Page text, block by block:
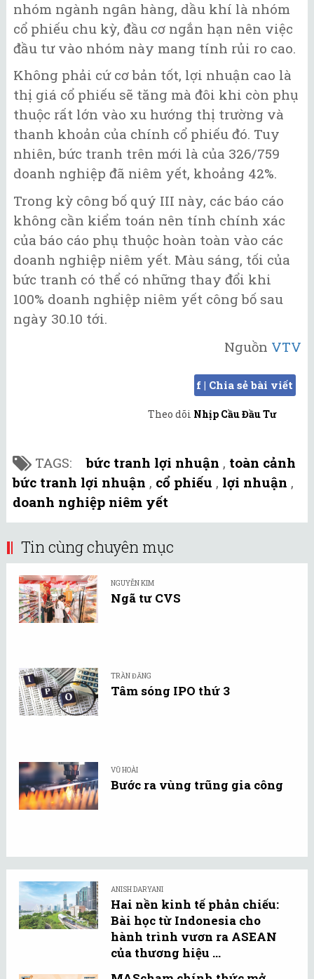
nhóm ngành ngân hàng, dầu khí là nhóm
cổ phiếu chu kỳ, đầu cơ ngắn hạn nên việc
đầu tư vào nhóm này mang tính rủi ro cao.
Không phải cứ cơ bản tốt, lợi nhuận cao là
thị giá cổ phiếu sẽ tăng mà đôi khi còn phụ
thuộc rất lớn vào xu hướng thị trường và
thanh khoản của chính cổ phiếu đó. Tuy
nhiên, bức tranh trên mới là của 326/759
doanh nghiệp đã niêm yết, khoảng 42%.
Trong kỳ công bố quý III này, các báo cáo
không cần kiểm toán nên tính chính xác
của báo cáo phụ thuộc hoàn toàn vào các
doanh nghiệp niêm yết. Màu sáng, tối của
bức tranh có thể có những thay đổi khi
100% doanh nghiệp niêm yết công bố sau
ngày 30.10 tới.
Nguồn VTV
f | Chia sẻ bài viết
Theo dõi Nhịp Cầu Đầu Tư
TAGS:bức tranh lợi nhuận , toàn cảnh
bức tranh lợi nhuận , cổ phiếu , lợi nhuận ,
doanh nghiệp niêm yết
Tin cùng chuyên mục
NGUYỄN KIM
Ngã tư CVS
TRẦN ĐĂNG
Tâm sóng IPO thứ 3
VŨ HOÀI
Bước ra vùng trũng gia công
ANISH DARYANI
Hai nền kinh tế phản chiếu:
Bài học từ Indonesia cho
hành trình vươn ra ASEAN
của thương hiệu ...